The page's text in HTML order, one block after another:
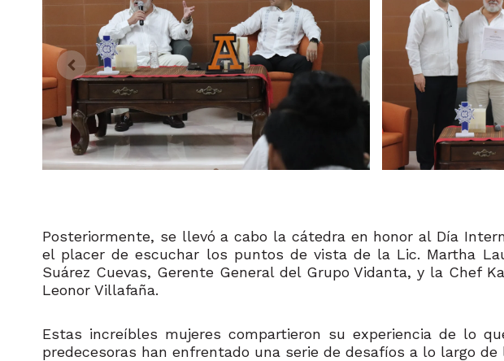
Posteriormente, se llevó a cabo la cátedra en honor al Día
el placer de escuchar los puntos de vista de la Lic. Martha
Suárez Cuevas, Gerente General del Grupo Vidanta, y la Chef
Leonor Villafaña.
Estas increíbles mujeres compartieron su experiencia de lo
predecesoras han enfrentado una serie de desafíos a lo largo